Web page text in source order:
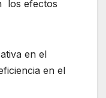
los efectos
en el
en el